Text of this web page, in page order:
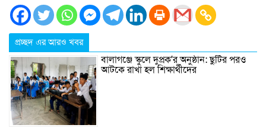
প্রচ্ছদ এর আরও খবর
বালাগঞ্জে স্কুলে দুপ্রক’র অনুষ্ঠান: ছুটির পরও
আটকে রাখা হল শিক্ষার্থীদের